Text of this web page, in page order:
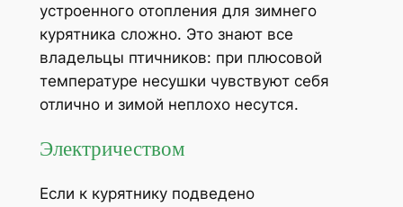
устроенного отопления для зимнего
курятника сложно. Это знают все
владельцы птичников: при плюсовой
температуре несушки чувствуют себя
отлично и зимой неплохо несутся.
Электричеством
Если к курятнику подведено